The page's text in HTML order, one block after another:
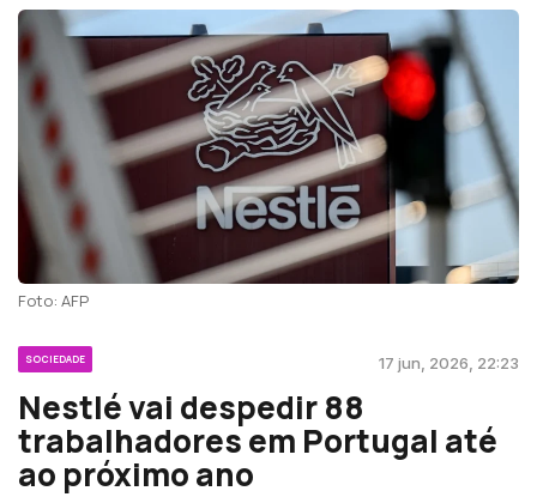
Foto: AFP
SOCIEDADE 17 jun, 2026, 22:23
Nestlé vai despedir 88
trabalhadores em Portugal até
ao próximo ano